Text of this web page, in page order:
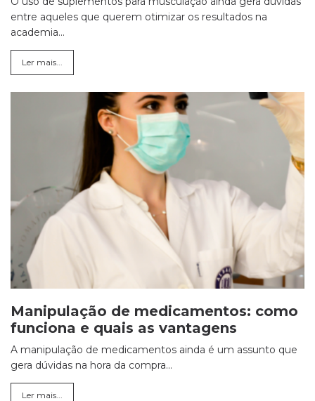
entre aqueles que querem otimizar os resultados na
academia...
Ler mais...
Manipulação de medicamentos: como
funciona e quais as vantagens
A manipulação de medicamentos ainda é um assunto que
gera dúvidas na hora da compra...
Ler mais...